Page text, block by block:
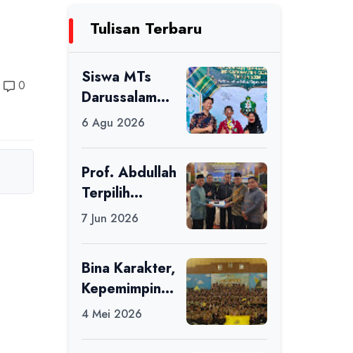
0
Tulisan Terbaru
Siswa MTs
Darussalam
Raih Juara 1
Kabupaten
Ciamis Tahun
2026
6 Agu 2026
Prof. Abdullah
Terpilih
sebagai Ketua
7 Jun 2026
Bina Karakter,
Kepemimpinan
, dan
4 Mei 2026